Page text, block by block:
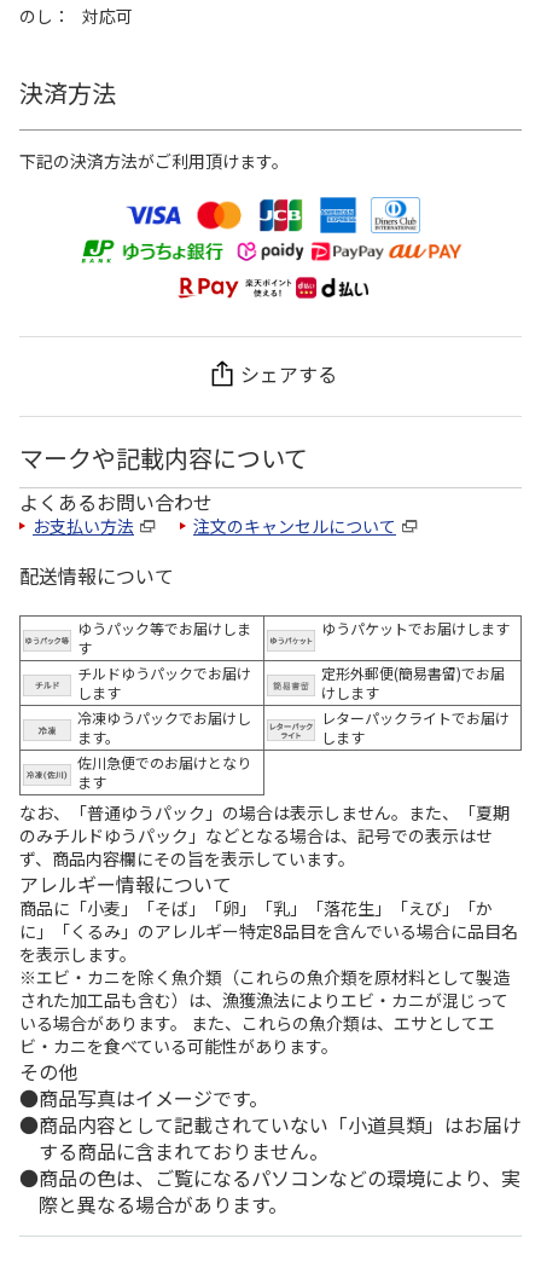
のし
対応可
決済方法
下記の決済方法がご利用頂けます。
シェアする
マークや記載内容について
よくあるお問い合わせ
お支払い方法 注文のキャンセルについて
配送情報について
ゆうパック等でお届けしま
す
ゆうパケットでお届けします
チルドゆうパックでお届け
します
定形外郵便(簡易書留)でお届
けします
冷凍ゆうパックでお届けし
ます。
レターパックライトでお届け
します
佐川急便でのお届けとなり
ます
なお、「普通ゆうパック」の場合は表示しません。また、「夏期
のみチルドゆうパック」などとなる場合は、記号での表示はせ
ず、商品内容欄にその旨を表示しています。
アレルギー情報について
商品に「小麦」「そば」「卵」「乳」「落花生」「えび」「か
に」「くるみ」のアレルギー特定8品目を含んでいる場合に品目名
を表示します。
※エビ・カニを除く魚介類（これらの魚介類を原材料として製造
された加工品も含む）は、漁獲漁法によりエビ・カニが混じって
いる場合があります。 また、これらの魚介類は、エサとしてエ
ビ・カニを食べている可能性があります。
その他
商品写真はイメージです。
商品内容として記載されていない「小道具類」はお届け
する商品に含まれておりません。
商品の色は、ご覧になるパソコンなどの環境により、実
際と異なる場合があります。